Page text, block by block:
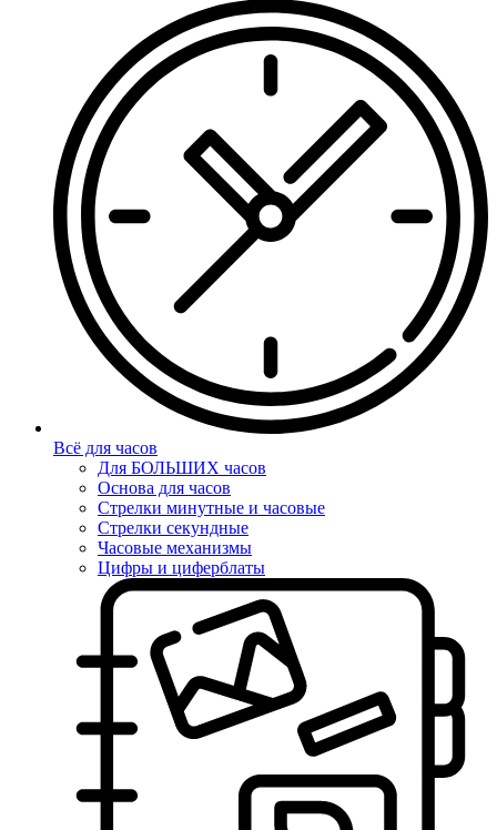
Всё для часов
Для БОЛЬШИХ часов
Основа для часов
Стрелки минутные и часовые
Стрелки секундные
Часовые механизмы
Цифры и циферблаты